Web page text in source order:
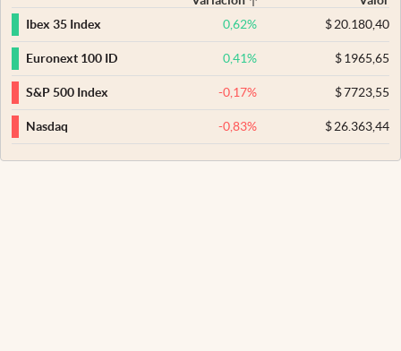
Ibex 35 Index
0,62% $20.180,40
Euronext 100 ID 0,41% $1965,65
S&P 500 Index -0,17% $7723,55
Nasdaq -0,83% $26.363,44